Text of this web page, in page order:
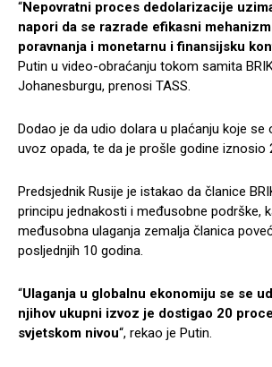
“Nepovratni proces dedolarizacije
napori da se razrade efikasni
poravnanja i monetarnu i finansijsku
Putin u video-obraćanju tokom samita
Johanesburgu, prenosi TASS.
Dodao je da udio dolara u plaćanju koje se
uvoz opada, te da je prošle godine iznosio
Predsjednik Rusije je istakao da članice
principu jednakosti i međusobne podrške,
međusobna ulaganja zemalja članica
posljednjih 10 godina.
“Ulaganja u globalnu ekonomiju se se
njihov ukupni izvoz je dostigao 20
svjetskom nivou“, rekao je Putin.